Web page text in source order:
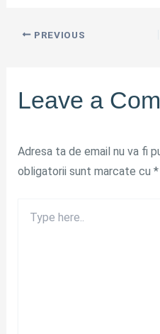
PREVIOUS
Leave a
Adresa ta de email nu va fi
obligatorii sunt marcate cu *
here..